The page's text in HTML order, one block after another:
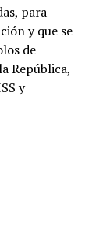
para
y que se
de
República,
y